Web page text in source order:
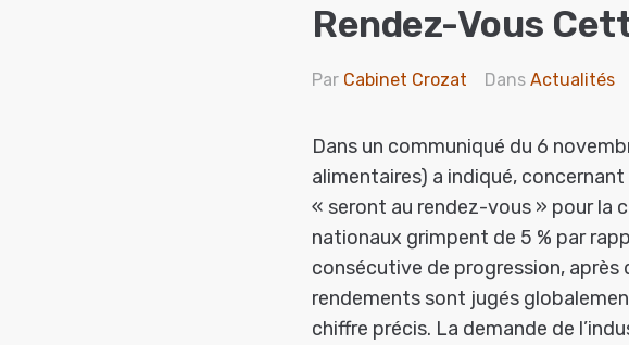
Rendez-Vous
Par Cabinet Crozat Dans Actualités
Dans un communiqué du 6
alimentaires) a indiqué,
« seront au rendez-vous » pour la
nationaux grimpent de 5 % par
consécutive de progression,
rendements sont jugés
chiffre précis. La demande de